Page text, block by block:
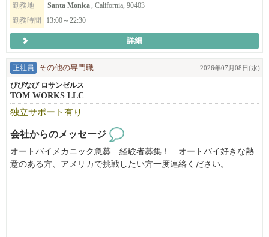
勤務地
Santa Monica, California, 90403
勤務時間
13:00～22:30
詳細
正社員 その他の専門職 2026年07月08日(水)
びびなび ロサンゼルス
TOM WORKS LLC
独立サポート有り
会社からのメッセージ
オートバイメカニック急募 経験者募集！ オートバイ好きな熱
意のある方、アメリカで挑戦したい方一度連絡ください。